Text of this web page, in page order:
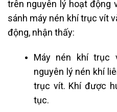
trên nguyên lý hoạt động
sánh máy nén khí trục vít
động, nhận thấy:
Máy nén khí trục
nguyên lý nén khí
trục vít. Khí được
tục.